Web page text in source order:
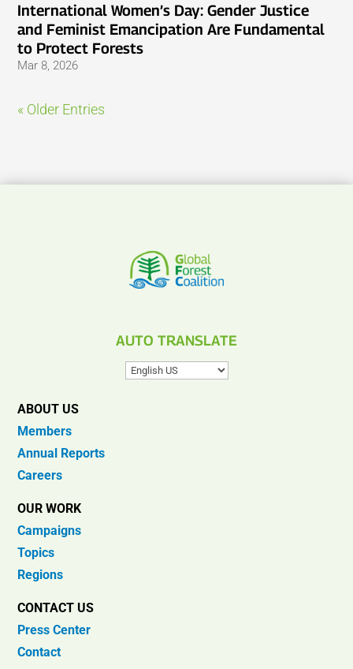
International Women’s Day: Gender Justice
and Feminist Emancipation Are Fundamental
to Protect Forests
Mar 8, 2026
« Older Entries
AUTO TRANSLATE
ABOUT US
Members
Annual Reports
Careers
OUR WORK
Campaigns
Topics
Regions
CONTACT US
Press Center
Contact